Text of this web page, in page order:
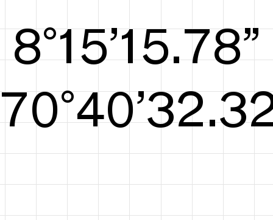
8°15’16.07”